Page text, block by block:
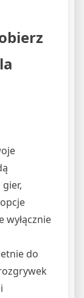
wyłącznie
do